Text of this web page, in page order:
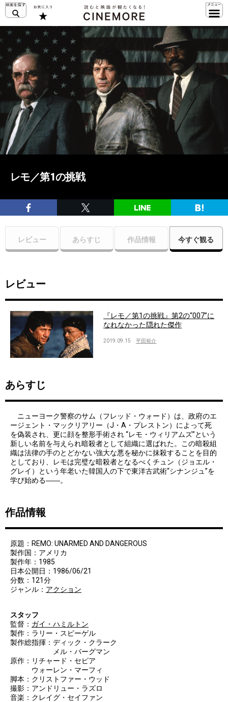
レモ／第1の挑戦
レビュー あらすじ 作品情報 今すぐ観る
レビュー
『レモ／第1の挑戦』第2の“007”に
なれなかった隠れた傑作
2019.09.15 平田裕介
あらすじ
ニューヨーク警察のサム（フレッド・ウォード）は、政府のエ
ージェント・マックリアリー（J・A・プレストン）によって死
を偽装され、更に顔を整形手術され “レモ・ウィリアムズ”という
新しい名前を与えられ暗殺者として組織に選ばれた。この暗殺組
織は法律の手のとどかない強大な悪を秘かに抹殺することを目的
としており、レモは完璧な暗殺者となるべくチュン（ジョエル・
グレイ）という年老いた韓国人の下で東洋古武術“シナンジュ”を
学び始める――。
作品情報
原題：REMO: UNARMED AND DANGEROUS
製作国：アメリカ
製作年：1985
日本公開日：1986/06/21
分数：121分
ジャンル： アクション
スタッフ
監督： ガイ・ハミルトン
製作：ラリー・スピーゲル
製作総指揮：ディック・クラーク
メル・バーグマン
原作：リチャード・セピア
ウォーレン・マーフィ
脚本：クリストファー・ウッド
撮影：アンドリュー・ラズロ
音楽：クレイグ・セイファン